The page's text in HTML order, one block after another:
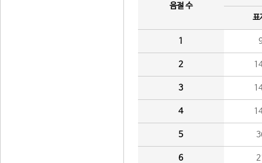
음절 수
표
1
2
3
4
5
6